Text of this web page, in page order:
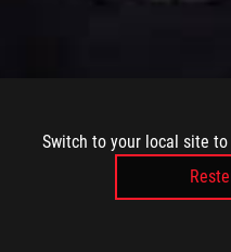
Switch to your local site